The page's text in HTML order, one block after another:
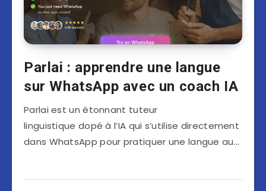
Parlai : apprendre une langue
sur WhatsApp avec un coach IA
Parlai est un étonnant tuteur
linguistique dopé à l’IA qui s’utilise directement
dans WhatsApp pour pratiquer une langue au…